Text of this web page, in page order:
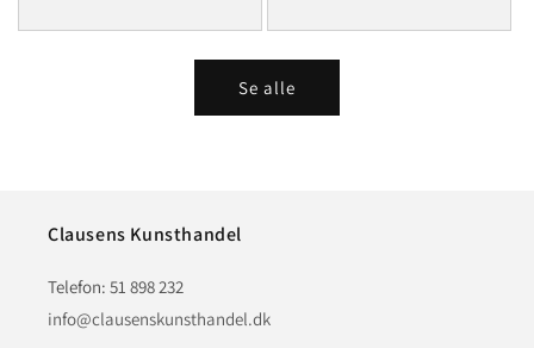
Se alle
Clausens Kunsthandel
Telefon: 51 898 232
info@clausenskunsthandel.dk